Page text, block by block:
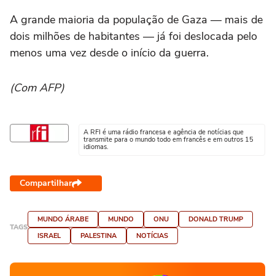
A grande maioria da população de Gaza — mais de
dois milhões de habitantes — já foi deslocada pelo
menos uma vez desde o início da guerra.
(Com AFP)
A RFI é uma rádio francesa e agência de notícias que
transmite para o mundo todo em francês e em outros 15
idiomas.
Compartilhar
TAGS
MUNDO ÁRABE MUNDO ONU
DONALD TRUMP
ISRAEL
PALESTINA NOTÍCIAS